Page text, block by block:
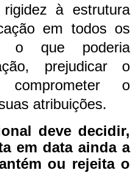
à estrutura
em todos os
o que poderia
prejudicar o
comprometer o
atribuições.
deve decidir,
em data ainda a
ou rejeita o